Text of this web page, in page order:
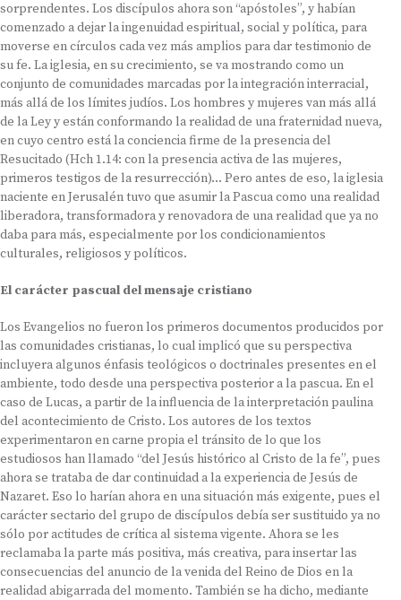
sorprendentes. Los discípulos ahora son “apóstoles”, y habían
comenzado a dejar la ingenuidad espiritual, social y política, para
moverse en círculos cada vez más amplios para dar testimonio de
su fe. La iglesia, en su crecimiento, se va mostrando como un
conjunto de comunidades marcadas por la integración interracial,
más allá de los límites judíos. Los hombres y mujeres van más allá
de la Ley y están conformando la realidad de una fraternidad nueva,
en cuyo centro está la conciencia firme de la presencia del
Resucitado (Hch 1.14: con la presencia activa de las mujeres,
primeros testigos de la resurrección)… Pero antes de eso, la iglesia
naciente en Jerusalén tuvo que asumir la Pascua como una realidad
liberadora, transformadora y renovadora de una realidad que ya no
daba para más, especialmente por los condicionamientos
culturales, religiosos y políticos.
El carácter pascual del mensaje cristiano
Los Evangelios no fueron los primeros documentos producidos por
las comunidades cristianas, lo cual implicó que su perspectiva
incluyera algunos énfasis teológicos o doctrinales presentes en el
ambiente, todo desde una perspectiva posterior a la pascua. En el
caso de Lucas, a partir de la influencia de la interpretación paulina
del acontecimiento de Cristo. Los autores de los textos
experimentaron en carne propia el tránsito de lo que los
estudiosos han llamado “del Jesús histórico al Cristo de la fe”, pues
ahora se trataba de dar continuidad a la experiencia de Jesús de
Nazaret. Eso lo harían ahora en una situación más exigente, pues el
carácter sectario del grupo de discípulos debía ser sustituido ya no
sólo por actitudes de crítica al sistema vigente. Ahora se les
reclamaba la parte más positiva, más creativa, para insertar las
consecuencias del anuncio de la venida del Reino de Dios en la
realidad abigarrada del momento. También se ha dicho, mediante